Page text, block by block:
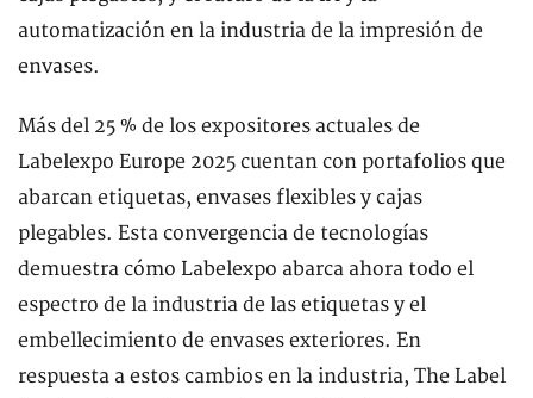
automatización en la industria de la impresión de
envases.
Más del 25 % de los expositores actuales de
Labelexpo Europe 2025 cuentan con portafolios que
abarcan etiquetas, envases flexibles y cajas
plegables. Esta convergencia de tecnologías
demuestra cómo Labelexpo abarca ahora todo el
espectro de la industria de las etiquetas y el
embellecimiento de envases exteriores. En
respuesta a estos cambios en la industria, The Label